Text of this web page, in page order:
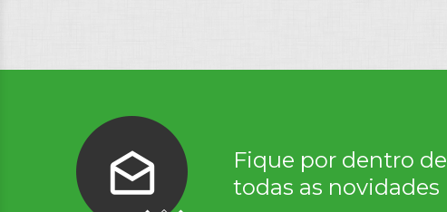
Fique por dentro de
todas as novidades